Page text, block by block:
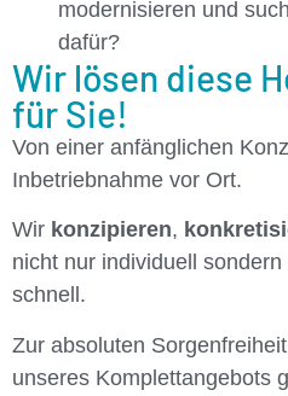
modernisieren und
dafür?
Wir lösen diese
für Sie!
Von einer anfänglichen
Inbetriebnahme vor Ort.
Wir konzipieren,
nicht nur individuell
schnell.
Zur absoluten
unseres Komplettangebots